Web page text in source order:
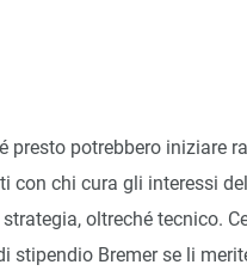
presto potrebbero iniziare
con chi cura gli interessi del
oltreché tecnico.
stipendio Bremer se li